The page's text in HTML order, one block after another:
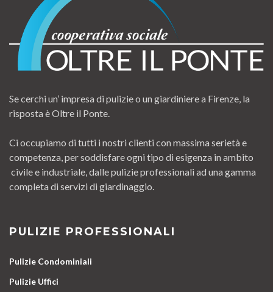
Se cerchi un’ impresa di pulizie o un giardiniere a Firenze, la
risposta è Oltre il Ponte.
Ci occupiamo di tutti i nostri clienti con massima serietà e
competenza, per soddisfare ogni tipo di esigenza in ambito
civile e industriale, dalle pulizie professionali ad una gamma
completa di servizi di giardinaggio.
PULIZIE PROFESSIONALI
Pulizie Condominiali
Pulizie Uffici